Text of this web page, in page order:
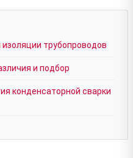
трубопроводов
и подбор
конденсаторной сварки